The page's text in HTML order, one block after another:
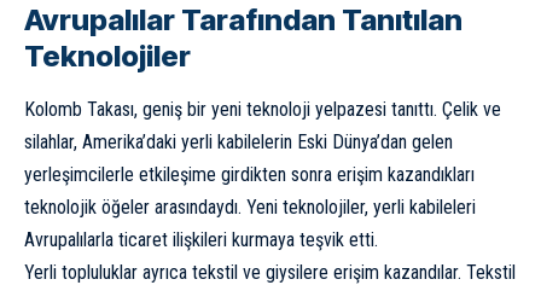
Avrupalılar Tarafından Tanıtılan
Teknolojiler
Kolomb Takası, geniş bir yeni teknoloji yelpazesi tanıttı. Çelik ve
silahlar, Amerika’daki yerli kabilelerin Eski Dünya’dan gelen
yerleşimcilerle etkileşime girdikten sonra erişim kazandıkları
teknolojik öğeler arasındaydı. Yeni teknolojiler, yerli kabileleri
Avrupalılarla ticaret ilişkileri kurmaya teşvik etti.
Yerli topluluklar ayrıca tekstil ve giysilere erişim kazandılar. Tekstil